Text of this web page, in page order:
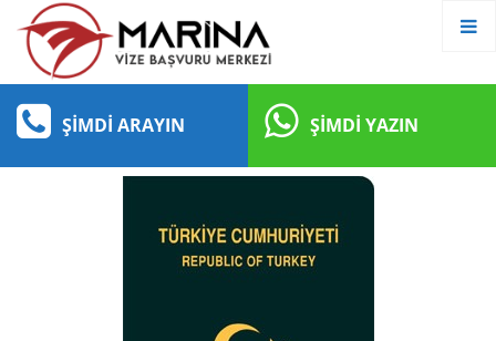
ŞIMDI ARAYIN ŞIMDI YAZIN